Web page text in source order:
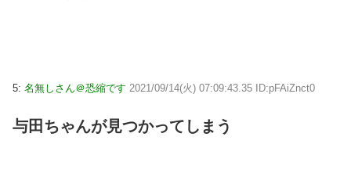
5: 名無しさん＠恐縮です 2021/09/14(火) 07:09:43.35 ID:pFAiZnct0
与田ちゃんが見つかってしまう